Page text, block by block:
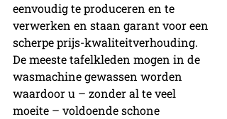
eenvoudig te produceren en te
verwerken en staan garant voor een
scherpe prijs-kwaliteitverhouding.
De meeste tafelkleden mogen in de
wasmachine gewassen worden
waardoor u – zonder al te veel
moeite – voldoende schone